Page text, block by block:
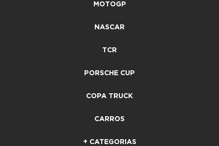
MOTOGP
NASCAR
TCR
PORSCHE CUP
COPA TRUCK
CARROS
+ CATEGORIAS